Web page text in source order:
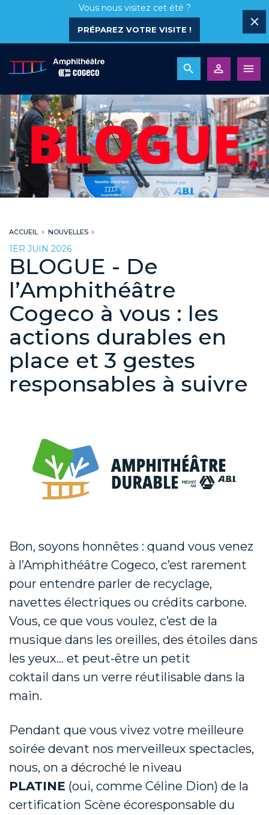
Vous nous visitez cet été ?
PRÉPAREZ VOTRE VISITE !
ACCUEIL NOUVELLES
1ER JUIN 2026
BLOGUE - De
l’Amphithéâtre
Cogeco à vous : les
actions durables en
place et 3 gestes
responsables à suivre
Bon, soyons honnêtes : quand vous venez
à l’Amphithéâtre Cogeco, c’est rarement
pour entendre parler de recyclage,
navettes électriques ou crédits carbone.
Vous, ce que vous voulez, c’est de la
musique dans les oreilles, des étoiles dans
les yeux… et peut-être un petit
coktail dans un verre réutilisable dans la
main.
Pendant que vous vivez votre meilleure
soirée devant nos merveilleux spectacles,
nous, on a décroché le niveau
PLATINE (oui, comme Céline Dion) de la
certification Scène écoresponsable du